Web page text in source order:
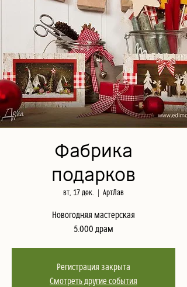
Фабрика
подарков
вт, 17 дек. АртЛав
Новогодняя мастерская
5.000 драм
Регистрация закрыта
Смотреть другие события